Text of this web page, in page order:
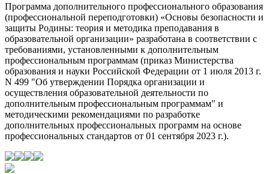
Программа дополнительного профессионального образования
(профессиональной переподготовки) «Основы безопасности и
защиты Родины: теория и методика преподавания в
образовательной организации» разработана в соответствии с
требованиями, установленными к дополнительным
профессиональным программам (приказ Министерства
образования и науки Российской Федерации от 1 июля 2013 г.
N 499 "Об утверждении Порядка организации и
осуществления образовательной деятельности по
дополнительным профессиональным программам" и
методическими рекомендациями по разработке
дополнительных профессиональных программ на основе
профессиональных стандартов от 01 сентября 2023 г.).